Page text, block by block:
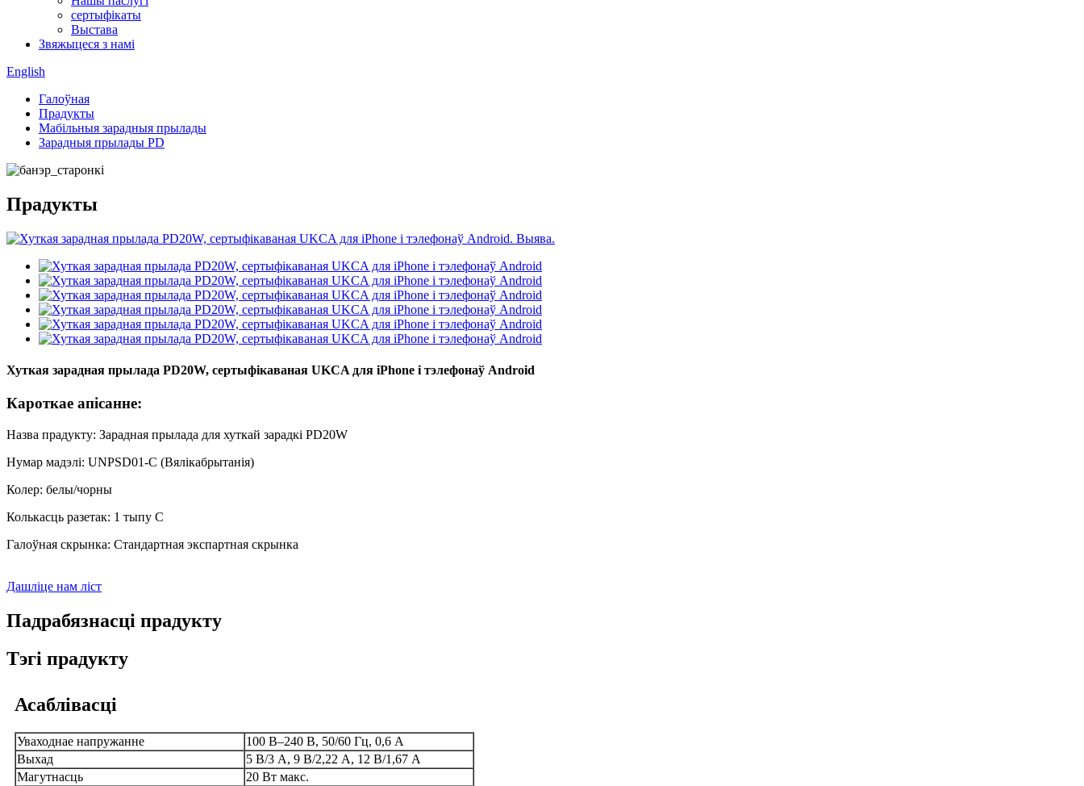
сертыфікаты
Выстава
Звяжыцеся з намі
English
Галоўная
Прадукты
Мабільныя зарадныя прылады
Зарадныя прылады PD
Прадукты
Хуткая зарадная прылада PD20W, сертыфікаваная UKCA для iPhone і тэлефонаў Android
Кароткае апісанне:
Назва прадукту: Зарадная прылада для хуткай зарадкі PD20W
Нумар мадэлі: UNPSD01-C (Вялікабрытанія)
Колер: белы/чорны
Колькасць разетак: 1 тыпу C
Галоўная скрынка: Стандартная экспартная скрынка
Дашліце нам ліст
Падрабязнасці прадукту
Тэгі прадукту
Асаблівасці
Уваходнае напружанне
100 В–240 В, 50/60 Гц, 0,6 А
Выхад
5 В/3 А, 9 В/2,22 А, 12 В/1,67 А
Магутнасць
20 Вт макс.